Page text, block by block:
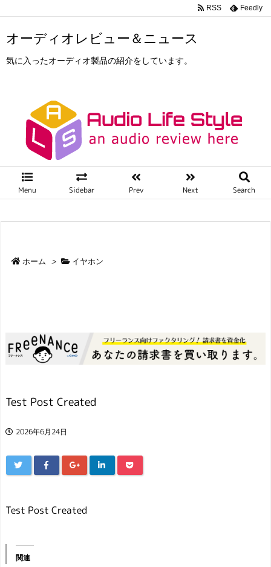
オーディオレビュー＆ニュース
気に入ったオーディオ製品の紹介をしています。
Menu Sidebar Prev Next Search
RSS Feedly
ホーム > イヤホン
Test Post Created
2026年6月24日
Test Post Created
関連